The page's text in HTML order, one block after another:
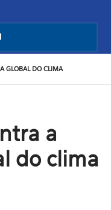
GLOBAL DO CLIMA
a
do clima